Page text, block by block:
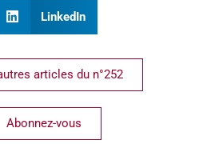
LinkedIn
articles du n°252
Abonnez-vous